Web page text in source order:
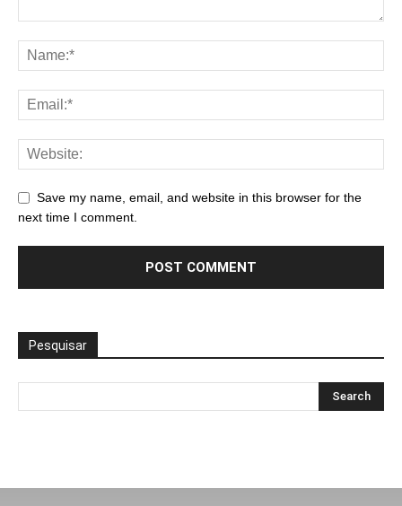
Save my name, email, and website in this browser for the
next time I comment.
Pesquisar